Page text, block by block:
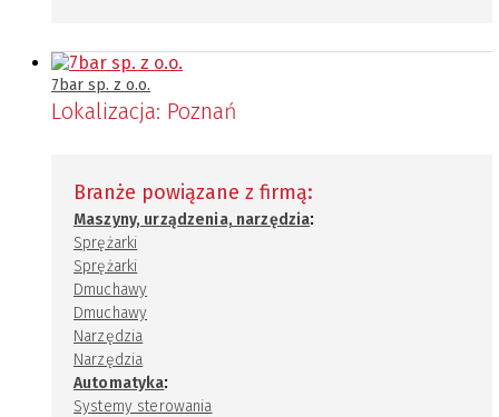
7bar sp. z o.o.
Lokalizacja: Poznań
Branże powiązane z firmą:
Maszyny, urządzenia, narzędzia:
Sprężarki
Sprężarki
Dmuchawy
Dmuchawy
Narzędzia
Narzędzia
Automatyka:
Systemy sterowania